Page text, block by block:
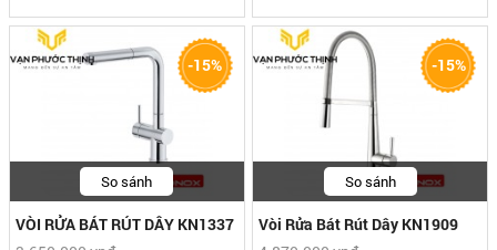
So sánh
VÒI RỬA BÁT RÚT DÂY KN1337
-15%
So sánh
Vòi Rửa Bát Rút Dây KN1909
-15%